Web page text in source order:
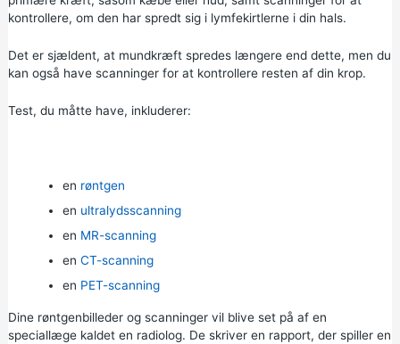
kontrollere, om den har spredt sig i lymfekirtlerne i din hals.
Det er sjældent, at mundkræft spredes længere end dette, men du
kan også have scanninger for at kontrollere resten af din krop.
Test, du måtte have, inkluderer:
en røntgen
en ultralydsscanning
en MR-scanning
en CT-scanning
en PET-scanning
Dine røntgenbilleder og scanninger vil blive set på af en
speciallæge kaldet en radiolog. De skriver en rapport, der spiller en